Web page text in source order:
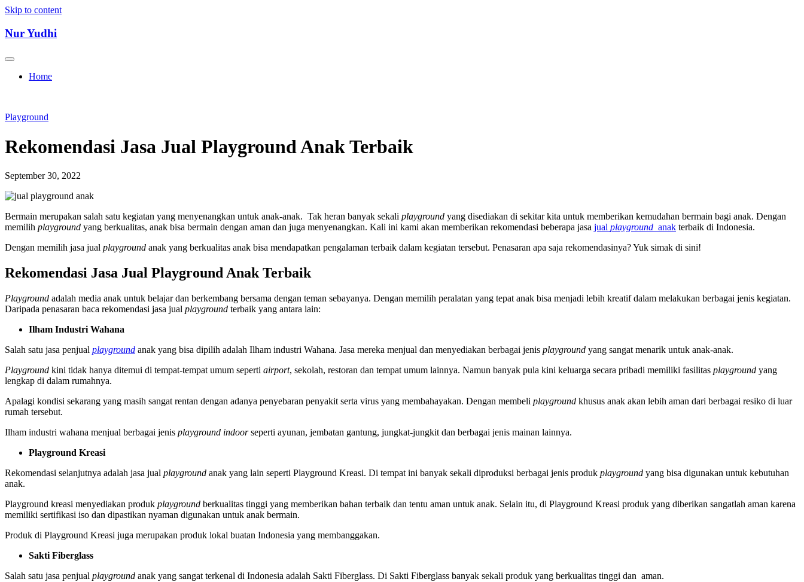
Skip to content
Nur Yudhi
Home
Playground
Rekomendasi Jasa Jual Playground Anak Terbaik
September 30, 2022
Bermain merupakan salah satu kegiatan yang menyenangkan untuk anak-anak. Tak heran banyak sekali playground yang disediakan di sekitar kita untuk memberikan kemudahan bermain bagi anak. Dengan
memilih playground yang berkualitas, anak bisa bermain dengan aman dan juga menyenangkan. Kali ini kami akan memberikan rekomendasi beberapa jasa jual playground anak terbaik di Indonesia.
Dengan memilih jasa jual playground anak yang berkualitas anak bisa mendapatkan pengalaman terbaik dalam kegiatan tersebut. Penasaran apa saja rekomendasinya? Yuk simak di sini!
Rekomendasi Jasa Jual Playground Anak Terbaik
Playground adalah media anak untuk belajar dan berkembang bersama dengan teman sebayanya. Dengan memilih peralatan yang tepat anak bisa menjadi lebih kreatif dalam melakukan berbagai jenis kegiatan.
Daripada penasaran baca rekomendasi jasa jual playground terbaik yang antara lain:
Ilham Industri Wahana
Salah satu jasa penjual playground anak yang bisa dipilih adalah Ilham industri Wahana. Jasa mereka menjual dan menyediakan berbagai jenis playground yang sangat menarik untuk anak-anak.
Playground kini tidak hanya ditemui di tempat-tempat umum seperti airport, sekolah, restoran dan tempat umum lainnya. Namun banyak pula kini keluarga secara pribadi memiliki fasilitas playground yang
lengkap di dalam rumahnya.
Apalagi kondisi sekarang yang masih sangat rentan dengan adanya penyebaran penyakit serta virus yang membahayakan. Dengan membeli playground khusus anak akan lebih aman dari berbagai resiko di luar
rumah tersebut.
Ilham industri wahana menjual berbagai jenis playground indoorseperti ayunan, jembatan gantung, jungkat-jungkit dan berbagai jenis mainan lainnya.
Playground Kreasi
Rekomendasi selanjutnya adalah jasa jual playground anak yang lain seperti Playground Kreasi. Di tempat ini banyak sekali diproduksi berbagai jenis produk playground yang bisa digunakan untuk kebutuhan
anak.
Playground kreasi menyediakan produk playground berkualitas tinggi yang memberikan bahan terbaik dan tentu aman untuk anak. Selain itu, di Playground Kreasi produk yang diberikan sangatlah aman karena
memiliki sertifikasi iso dan dipastikan nyaman digunakan untuk anak bermain.
Produk di Playground Kreasi juga merupakan produk lokal buatan Indonesia yang membanggakan.
Sakti Fiberglass
Salah satu jasa penjual playground anak yang sangat terkenal di Indonesia adalah Sakti Fiberglass. Di Sakti Fiberglass banyak sekali produk yang berkualitas tinggi dan aman.